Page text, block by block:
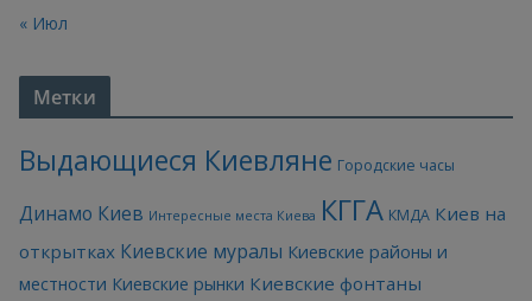
« Июл
Метки
Выдающиеся Киевляне Городские часы
Динамо Киев Интересные места Киева КГГА КМДА Киев на
открытках Киевские муралы Киевские районы и
местности Киевские рынки Киевские фонтаны